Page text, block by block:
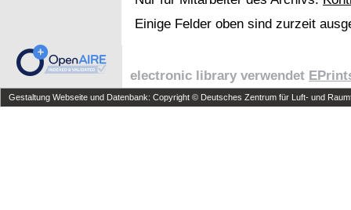
Einige Felder oben sind zurzeit
electronic library verwendet
Gestaltung Webseite und Datenbank: Copyright © Deutsches Zentrum für Luft- und